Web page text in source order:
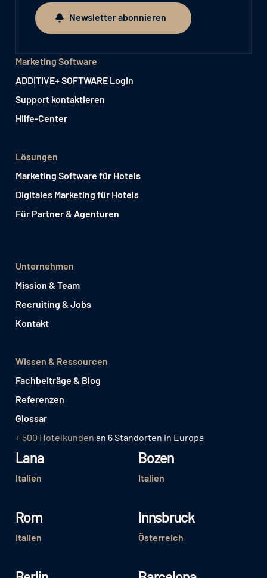
Newsletter abonnieren
Newsletter abonnieren
Marketing Software
ADDITIVE+ SOFTWARE Login
Support kontaktieren
Hilfe-Center
Lösungen
Marketing Software für Hotels
Digitales Marketing für Hotels
Für Partner & Agenturen
Unternehmen
Mission & Team
Recruiting & Jobs
Kontakt
Wissen & Ressourcen
Fachbeiträge & Blog
Referenzen
Glossar
+ 500 Hotelkunden an 6 Standorten in Europa
Lana
Italien
Bozen
Italien
Rom
Italien
Innsbruck
Österreich